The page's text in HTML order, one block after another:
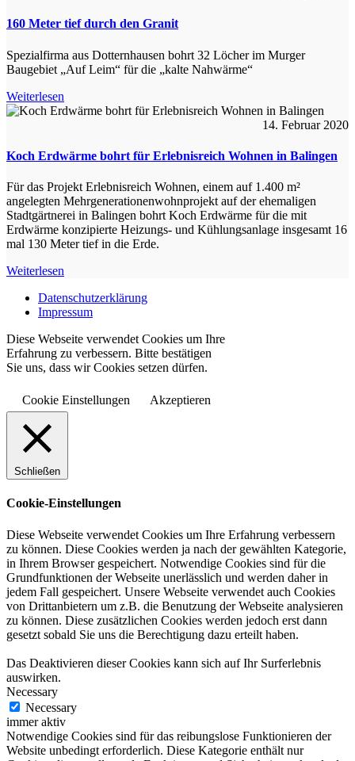
160 Meter tief durch den Granit
Spezialfirma aus Dotternhausen bohrt 32 Löcher im Murger
Baugebiet „Auf Leim“ für die „kalte Nahwärme“
Weiterlesen
14. Februar 2020
Koch Erdwärme bohrt für Erlebnisreich Wohnen in Balingen
Für das Projekt Erlebnisreich Wohnen, einem auf 1.400 m²
angelegten Mehrgenerationenwohnprojekt auf der ehemaligen
Stadtgärtnerei in Balingen bohrt Koch Erdwärme für die mit
Erdwärme konzipierte Heizungs- und Kühlungsanlage insgesamt 16
mal 130 Meter tief in die Erde.
Weiterlesen
Datenschutzerklärung
Impressum
Diese Webseite verwendet Cookies um Ihre
Erfahrung zu verbessern. Bitte bestätigen
Sie uns, dass wir Cookies setzen dürfen.
Cookie Einstellungen Akzeptieren
Schließen
Cookie-Einstellungen
Diese Webseite verwendet Cookies um Ihre Erfahrung verbessern
zu können. Diese Cookies werden ja nach der gewählten Kategorie,
in Ihrem Browser gespeichert. Notwendige Cookies sind für die
Grundfunktionen der Webseite unerlässlich und werden daher in
jedem Fall gespeichert. Unsere Webseite verwendet auch Cookies
von Drittanbietern um z.B. die Benutzung der Webseite analysieren
zu können. Diese zusätzlichen Cookies werden jedoch erst dann
gesetzt sobald Sie uns die Berechtigung dazu erteilt haben.
Das Deaktivieren dieser Cookies kann sich auf Ihr Surferlebnis
auswirken.
Necessary
Necessary
immer aktiv
Notwendige Cookies sind für das reibungslose Funktionieren der
Website unbedingt erforderlich. Diese Kategorie enthält nur